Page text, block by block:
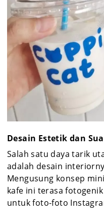
Desain Estetik dan
Salah satu daya tarik
adalah desain
Mengusung konsep
kafe ini terasa
untuk foto-foto